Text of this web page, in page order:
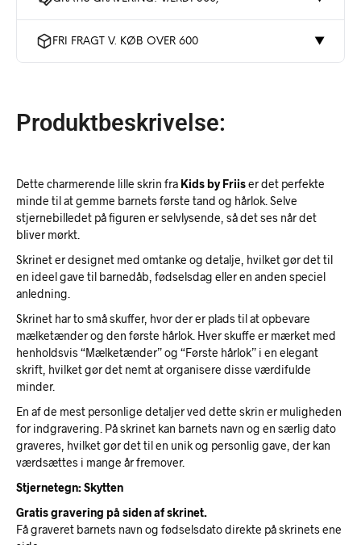
FRI FRAGT V. KØB OVER 600 ▼
Produktbeskrivelse:
Dette charmerende lille skrin fra Kids by Friiser det perfekte
minde til at gemme barnets første tand og hårlok. Selve
stjernebilledet på figuren er selvlysende, så det ses når det
bliver mørkt.
Skrinet er designet med omtanke og detalje, hvilket gør det til
en ideel gave til barnedåb, fødselsdag eller en anden speciel
anledning.
Skrinet har to små skuffer, hvor der er plads til at opbevare
mælketænder og den første hårlok. Hver skuffe er mærket med
henholdsvis “Mælketænder” og “Første hårlok” i en elegant
skrift, hvilket gør det nemt at organisere disse værdifulde
minder.
En af de mest personlige detaljer ved dette skrin er muligheden
for indgravering. På skrinet kan barnets navn og en særlig dato
graveres, hvilket gør det til en unik og personlig gave, der kan
værdsættes i mange år fremover.
Stjernetegn: Skytten
Gratis gravering på siden af skrinet.
Få graveret barnets navn og fødselsdato direkte på skrinets ene